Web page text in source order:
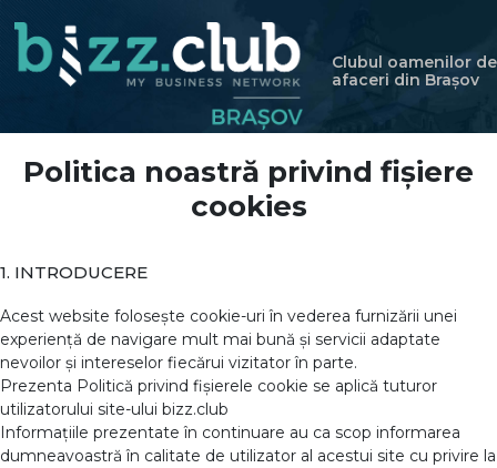
Clubul oamenilor de
afaceri din Brașov
Politica noastră privind fișiere
cookies
1. INTRODUCERE
Acest website folosește cookie-uri în vederea furnizării unei
experiență de navigare mult mai bună și servicii adaptate
nevoilor și intereselor fiecărui vizitator în parte.
Prezenta Politică privind fișierele cookie se aplică tuturor
utilizatorului site-ului bizz.club
Informațiile prezentate în continuare au ca scop informarea
dumneavoastră în calitate de utilizator al acestui site cu privire la